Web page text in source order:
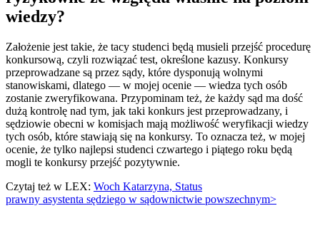
wiedzy?
Założenie jest takie, że tacy studenci będą musieli przejść procedurę
konkursową, czyli rozwiązać test, określone kazusy. Konkursy
przeprowadzane są przez sądy, które dysponują wolnymi
stanowiskami, dlatego — w mojej ocenie — wiedza tych osób
zostanie zweryfikowana. Przypominam też, że każdy sąd ma dość
dużą kontrolę nad tym, jak taki konkurs jest przeprowadzany, i
sędziowie obecni w komisjach mają możliwość weryfikacji wiedzy
tych osób, które stawiają się na konkursy. To oznacza też, w mojej
ocenie, że tylko najlepsi studenci czwartego i piątego roku będą
mogli te konkursy przejść pozytywnie.
Czytaj też w LEX: Woch Katarzyna, Status
prawny asystenta sędziego w sądownictwie powszechnym>